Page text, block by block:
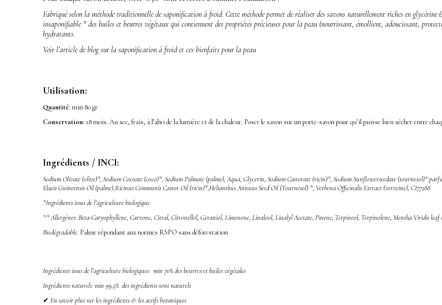
Fabriqué selon la méthode traditionnelle de saponification à froid. Cette méthode permet de réaliser des savons naturellement riches en
insaponifiable * des huiles et beurres végétaux qui contiennent des propriétés précieuses pour la peau (nourrissant, émollient, adoucissant,
hydratants.
Voir l’article de blog sur la saponification à froid et ces bienfaits pour la peau
Utilisation:
Quantité: min 80 gr
Conservation: 18 mois. Au sec, frais, à l’abri de la lumière et de la chaleur. Poser le savon sur un porte-savon pour qu’il puisse bien sécher entre
Ingrédients / INCI:
Sodium Olivate (olive)*, Sodium Cocoate (coco)*, Sodium Palmate (palme), Aqua, Glycerin, Sodium Castorate (ricin)*, Sodium Sunflowerseedate (tournesol)*
Elaeis Guineensis Oil (palme),Ricinus Communis Castor Oil (ricin)*,Helianthus Annuus Seed Oil (Tournesol) *, Verbena Officinalis Extract (verveine), CI77288
*Ingrédients issus de l’agriculture biologique
** Allergènes: Beta-Caryophyllene, Carvone, Citral, Citronellol, Geraniol, Limonene, Linalool, Linalyl Acetate, Pinene, Terpineol, Terpinolene, Mentha Viridis leaf
Biodégradable. Palme répondant aux normes RSPO sans déforestation
Ingrédients issus de l’agriculture biologiques: min 70% des beurres et huiles végétales
Ingrédients naturels: min 99,5% des ingrédients sont naturels
✔ En savoir plus sur les ingrédients & les actifs botaniques